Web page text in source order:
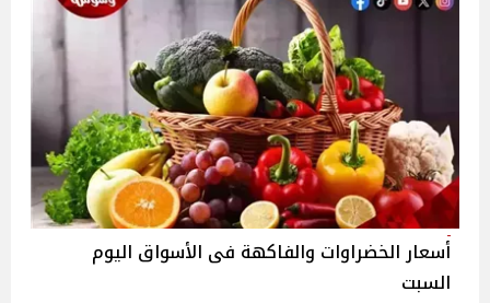
أسعار الخضراوات والفاكهة فى الأسواق‎‎ اليوم
السبت